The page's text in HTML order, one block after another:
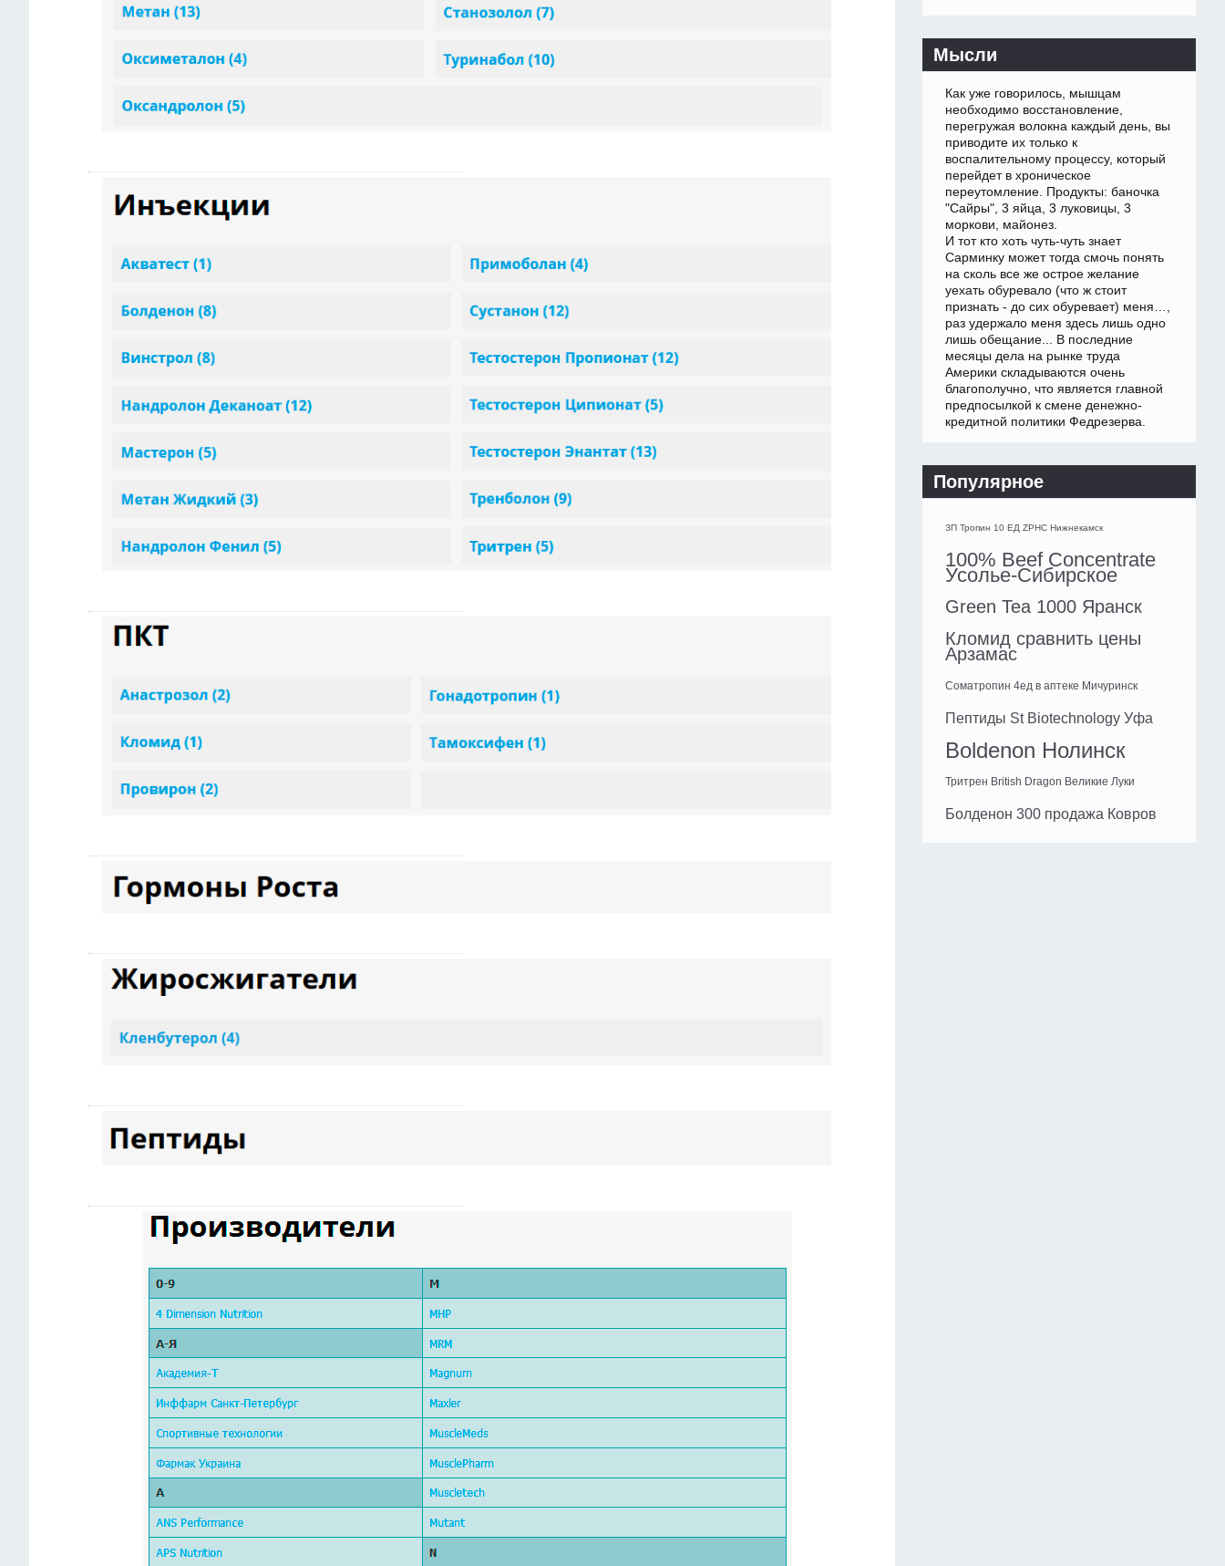
Мысли
Как уже говорилось, мышцам
необходимо восстановление,
перегружая волокна каждый день, вы
приводите их только к
воспалительному процессу, который
перейдет в хроническое
переутомление. Продукты: баночка
"Сайры", 3 яйца, 3 луковицы, 3
моркови, майонез.
И тот кто хоть чуть-чуть знает
Сарминку может тогда смочь понять
на сколь все же острое желание
уехать обуревало (что ж стоит
признать - до сих обуревает) меня…,
раз удержало меня здесь лишь одно
лишь обещание... В последние
месяцы дела на рынке труда
Америки складываются очень
благополучно, что является главной
предпосылкой к смене денежно-
кредитной политики Федрезерва.
Популярное
ЗП Тропин 10 ЕД ZPHC Нижнекамск
100% Beef Concentrate
Усолье-Сибирское
Green Tea 1000 Яранск
Кломид сравнить цены
Арзамас
Cоматропин 4ед в аптеке Мичуринск
Пептиды St Biotechnology Уфа
Boldenon Нолинск
Тритрен British Dragon Великие Луки
Болденон 300 продажа Ковров